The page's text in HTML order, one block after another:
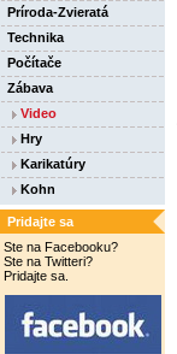
Príroda-Zvieratá
Technika
Počítače
Zábava
Video
Hry
Karikatúry
Kohn
Pridajte sa
Ste na Facebooku?
Ste na Twitteri?
Pridajte sa.